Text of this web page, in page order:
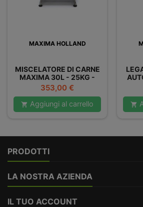
MAXIMA HOLLAND
MISCELATORE DI CARNE
MAXIMA 30L - 25KG -
DOPPIO
Prezzo
353,00 €
 Aggiungi al carrello 
PRODOTTI
LA NOSTRA AZIENDA
IL TUO ACCOUNT